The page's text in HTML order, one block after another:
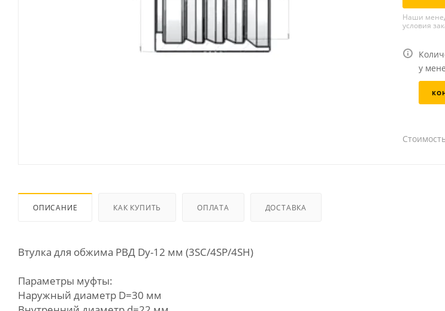
Наши
условия
у
ОПИСАНИЕ КАК КУПИТЬ ОПЛАТА ДОСТАВКА
Втулка для обжима РВД Dу-12 мм (3SC/4SP/4SH)
Параметры муфты:
Наружный диаметр D=30 мм